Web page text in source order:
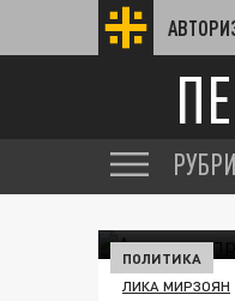
ПОЛИТИКА
ЛИКА МИРЗОЯН